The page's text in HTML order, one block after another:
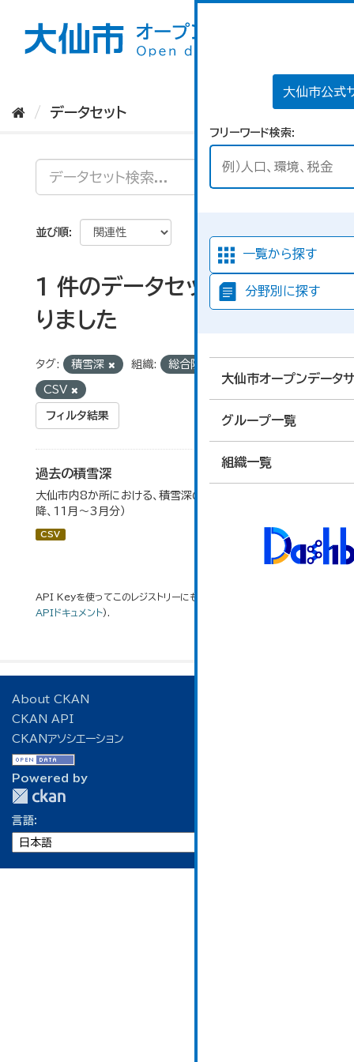
大仙市公式
フリーワード検索
一覧から探す
分野別に探す
大仙市オープンデータ
グループ一覧
組織一覧
データセット
並び順
1 件のデータセットが見つか
りました
タグ: 積雪深 組織: 総合防災課
CSV
フィルタ結果
過去の積雪深
大仙市内8か所における、積雪深の一覧（平成17年度以
降、11月～3月分）
CSV
API Keyを使ってこのレジストリーにもアクセス可能です
APIドキュメント).
About CKAN
CKAN API
CKANアソシエーション
Powered by
言語